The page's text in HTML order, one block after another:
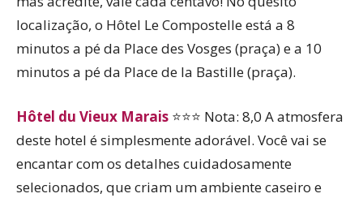
localização, o Hôtel Le Compostelle está a 8
minutos a pé da Place des Vosges (praça) e a 10
minutos a pé da Place de la Bastille (praça).
Hôtel du Vieux Marais ⭐⭐⭐ Nota: 8,0 A atmosfera
deste hotel é simplesmente adorável. Você vai se
encantar com os detalhes cuidadosamente
selecionados, que criam um ambiente caseiro e